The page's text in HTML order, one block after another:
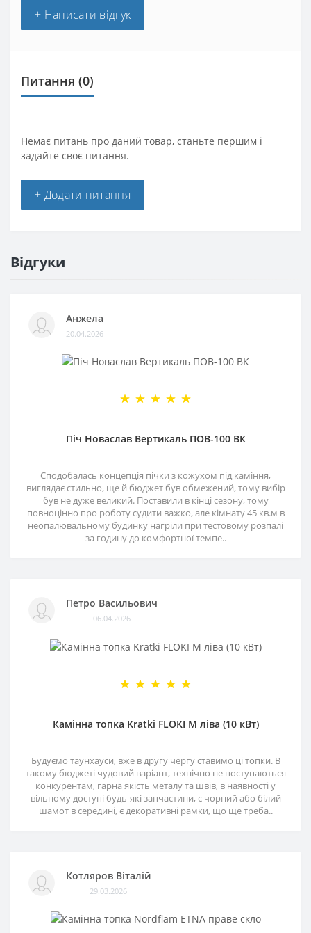
+ Написати відгук
Питання (0)
Немає питань про даний товар, станьте першим і
задайте своє питання.
+ Додати питання
Відгуки
Анжела
20.04.2026
Піч Новаслав Вертикаль ПОВ-100 ВК
Сподобалась концепція пічки з кожухом під каміння,
виглядає стильно, ще й бюджет був обмежений, тому вибір
був не дуже великий. Поставили в кінці сезону, тому
повноцінно про роботу судити важко, але кімнату 45 кв.м в
неопалювальному будинку нагріли при тестовому розпалі
за годину до комфортної темпе..
Петро Васильович
06.04.2026
Камінна топка Kratki FLOKI M ліва (10 кВт)
Будуємо таунхауси, вже в другу чергу ставимо ці топки. В
такому бюджеті чудовий варіант, технічно не поступаються
конкурентам, гарна якість металу та швів, в наявності у
вільному доступі будь-які запчастини, є чорний або білий
шамот в середині, є декоративні рамки, що ще треба..
Котляров Віталій
29.03.2026